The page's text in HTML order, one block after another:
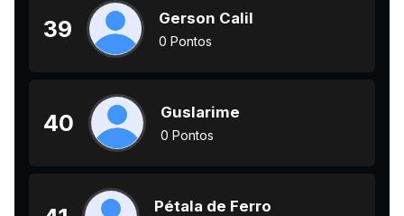
39 Gerson Calil
0 Pontos
40 Guslarime
0 Pontos
Pétala de Ferro